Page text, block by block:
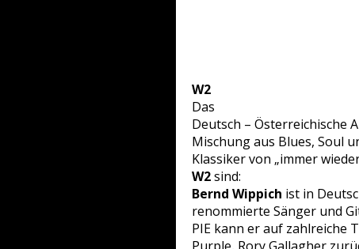
W2
Das
Deutsch – Österreichische
Mischung aus Blues, Soul
Klassiker von „immer
W2sind:
Bernd Wippich ist in
renommierte Sänger und
PIE kann er auf zahlreiche